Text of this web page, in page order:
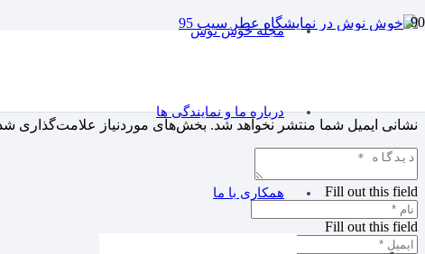
مجله خوش نوش
درباره ما و نمایندگی ها
همکاری با ما
نشانی ایمیل شما منتشر نخواهد شد. بخش‌های موردنیاز علامت‌گذاری
Fill out this field
Fill out this field